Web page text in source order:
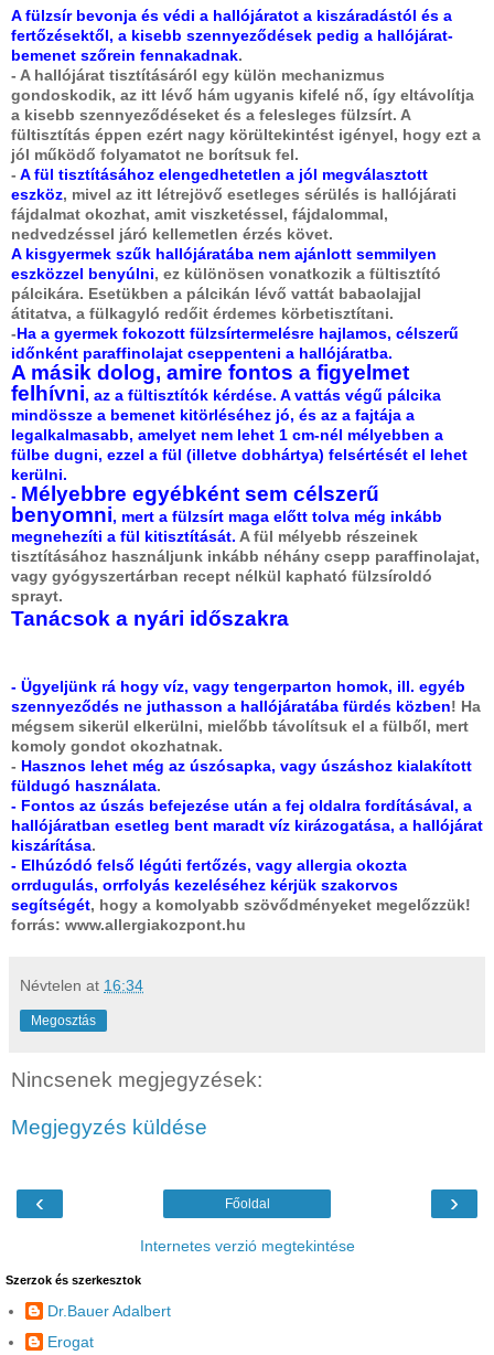
A fülzsír bevonja és védi a hallójáratot a kiszáradástól és a
fertőzésektől, a kisebb szennyeződések pedig a hallójárat-
bemenet szőrein fennakadnak.
- A hallójárat tisztításáról egy külön mechanizmus
gondoskodik, az itt lévő hám ugyanis kifelé nő, így eltávolítja
a kisebb szennyeződéseket és a felesleges fülzsírt. A
fültisztítás éppen ezért nagy körültekintést igényel, hogy ezt a
jól működő folyamatot ne borítsuk fel.
- A fül tisztításához elengedhetetlen a jól megválasztott
eszköz, mivel az itt létrejövő esetleges sérülés is hallójárati
fájdalmat okozhat, amit viszketéssel, fájdalommal,
nedvedzéssel járó kellemetlen érzés követ.
A kisgyermek szűk hallójáratába nem ajánlott semmilyen
eszközzel benyúlni, ez különösen vonatkozik a fültisztító
pálcikára. Esetükben a pálcikán lévő vattát babaolajjal
átitatva, a fülkagyló redőit érdemes körbetisztítani.
-Ha a gyermek fokozott fülzsírtermelésre hajlamos, célszerű
időnként paraffinolajat cseppenteni a hallójáratba.
A másik dolog, amire fontos a figyelmet
felhívni, az a fültisztítók kérdése. A vattás végű pálcika
mindössze a bemenet kitörléséhez jó, és az a fajtája a
legalkalmasabb, amelyet nem lehet 1 cm-nél mélyebben a
fülbe dugni, ezzel a fül (illetve dobhártya) felsértését el lehet
kerülni.
- Mélyebbre egyébként sem célszerű
benyomni, mert a fülzsírt maga előtt tolva még inkább
megnehezíti a fül kitisztítását. A fül mélyebb részeinek
tisztításához használjunk inkább néhány csepp paraffinolajat,
vagy gyógyszertárban recept nélkül kapható fülzsíroldó
sprayt.
Tanácsok a nyári időszakra
- Ügyeljünk rá hogy víz, vagy tengerparton homok, ill. egyéb
szennyeződés ne juthasson a hallójáratába fürdés közben! Ha
mégsem sikerül elkerülni, mielőbb távolítsuk el a fülből, mert
komoly gondot okozhatnak.
- Hasznos lehet még az úszósapka, vagy úszáshoz kialakított
füldugó használata.
- Fontos az úszás befejezése után a fej oldalra fordításával, a
hallójáratban esetleg bent maradt víz kirázogatása, a hallójárat
kiszárítása.
- Elhúzódó felső légúti fertőzés, vagy allergia okozta
orrdugulás, orrfolyás kezeléséhez kérjük szakorvos
segítségét, hogy a komolyabb szövődményeket megelőzzük!
forrás: www.allergiakozpont.hu
Névtelen at 16:34
Megosztás
Nincsenek megjegyzések:
Megjegyzés küldése
‹ ›
Főoldal
Internetes verzió megtekintése
Szerzok és szerkesztok
Dr.Bauer Adalbert
Erogat